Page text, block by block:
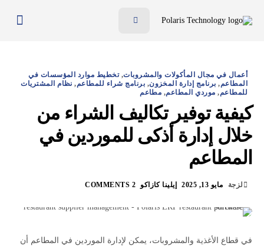
الأسعار
المدونة
الموارد
تواصل معنا
أعمال في مجال المأكولات والمشروبات,تخطيط موارد المؤسسات في
المطاعم, برنامج إدارة المخزون, برنامج شراء للمطاعم, نظام المشتريات
للمطاعم, موردي المطاعم, مطاعم
كيفية توفير تكاليف الشراء من
خلال إدارة أذكى للموردين في
المطاعم
لزجة مايو 13, 2025 إيلينا كازاكو 2 COMMENTS
في قطاع الأغذية والمشروبات، يمكن لإدارة الموردين في المطاعم أن